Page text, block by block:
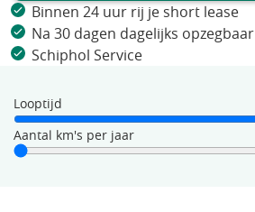
Binnen 24 uur rij je short lease
Na 30 dagen dagelijks opzegbaar
Schiphol Service
Looptijd
Aantal km's per jaar